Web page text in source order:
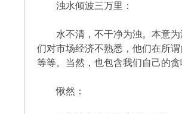
浊水倾波三万里：
水不清，不干净为浊。本意为
们对市场经济不熟悉，他们在所
等等。当然，也包含我们自己的
愀然：